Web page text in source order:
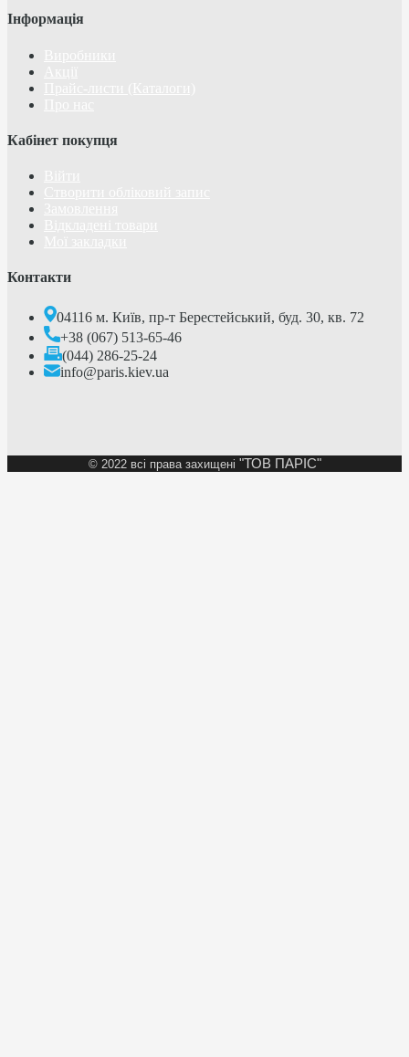
Інформація
Кабінет покупця
Контакти
04116 м. Київ, пр-т Берестейський, буд. 30, кв. 72
+38 (067) 513-65-46
(044) 286-25-24
info@paris.kiev.ua
© 2022 всі права захищені "ТОВ ПАРІС"